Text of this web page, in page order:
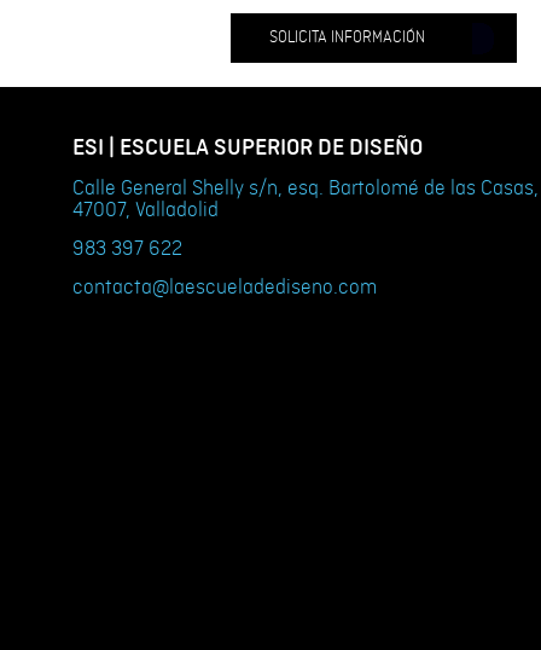
SOLICITA INFORMACIÓN
ESI | ESCUELA SUPERIOR DE DISEÑO
Calle General Shelly s/n, esq. Bartolomé de las Casas,
47007, Valladolid
983 397 622
contacta@laescueladediseno.com